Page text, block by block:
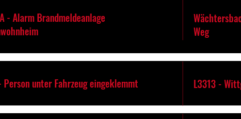
- Alarm Brandmeldeanlage
Weg
Person unter Fahrzeug eingeklemmt L3313 -